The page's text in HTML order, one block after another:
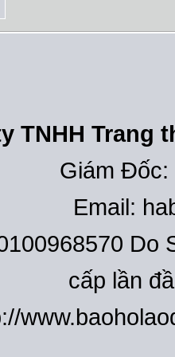
TNHH Trang
Giám Đốc:
Email:
Do
cấp lần